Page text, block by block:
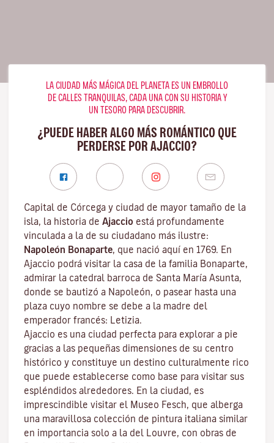
LA CIUDAD MÁS MÁGICA DEL PLANETA ES UN EMBROLLO
DE CALLES TRANQUILAS, CADA UNA CON SU HISTORIA Y
UN TESORO PARA DESCUBRIR.
¿PUEDE HABER ALGO MÁS ROMÁNTICO QUE
PERDERSE POR AJACCIO?
Capital de Córcega y ciudad de mayor tamaño de la
isla, la historia de Ajaccio está profundamente
vinculada a la de su ciudadano más ilustre:
Napoleón Bonaparte, que nació aquí en 1769. En
Ajaccio podrá visitar la casa de la familia Bonaparte,
admirar la catedral barroca de Santa María Asunta,
donde se bautizó a Napoleón, o pasear hasta una
plaza cuyo nombre se debe a la madre del
emperador francés: Letizia.
Ajaccio es una ciudad perfecta para explorar a pie
gracias a las pequeñas dimensiones de su centro
histórico y constituye un destino culturalmente rico
que puede establecerse como base para visitar sus
espléndidos alrededores. En la ciudad, es
imprescindible visitar el Museo Fesch, que alberga
una maravillosa colección de pintura italiana similar
en importancia solo a la del Louvre, con obras de